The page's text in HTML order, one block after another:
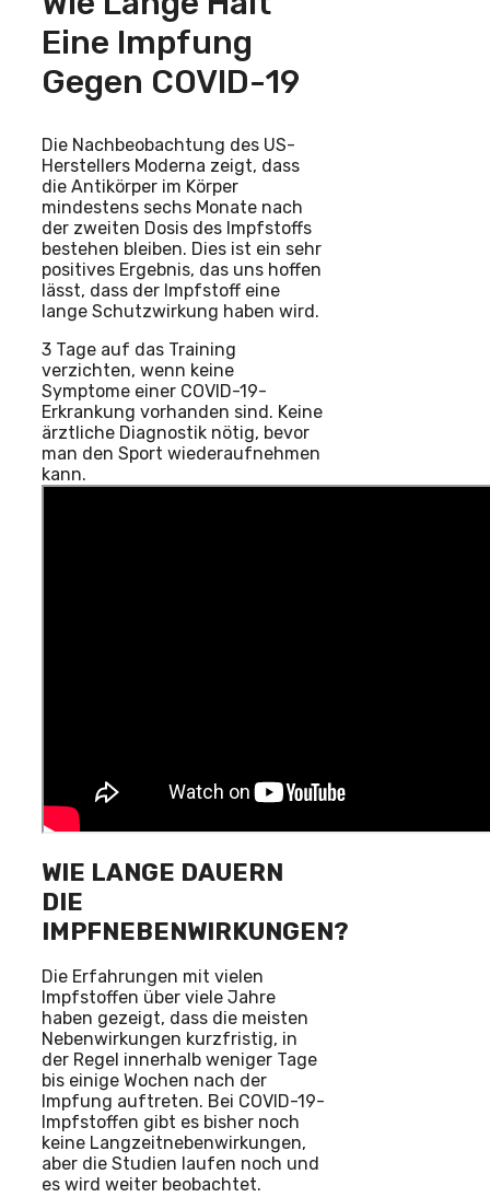
Eine Impfung
Gegen COVID-19
Die Nachbeobachtung des US-
Herstellers Moderna zeigt, dass
die Antikörper im Körper
mindestens sechs Monate nach
der zweiten Dosis des Impfstoffs
bestehen bleiben. Dies ist ein sehr
positives Ergebnis, das uns hoffen
lässt, dass der Impfstoff eine
lange Schutzwirkung haben wird.
3 Tage auf das Training
verzichten, wenn keine
Symptome einer COVID-19-
Erkrankung vorhanden sind. Keine
ärztliche Diagnostik nötig, bevor
man den Sport wiederaufnehmen
kann.
WIE LANGE DAUERN
DIE
IMPFNEBENWIRKUNGEN?
Die Erfahrungen mit vielen
Impfstoffen über viele Jahre
haben gezeigt, dass die meisten
Nebenwirkungen kurzfristig, in
der Regel innerhalb weniger Tage
bis einige Wochen nach der
Impfung auftreten. Bei COVID-19-
Impfstoffen gibt es bisher noch
keine Langzeitnebenwirkungen,
aber die Studien laufen noch und
es wird weiter beobachtet.